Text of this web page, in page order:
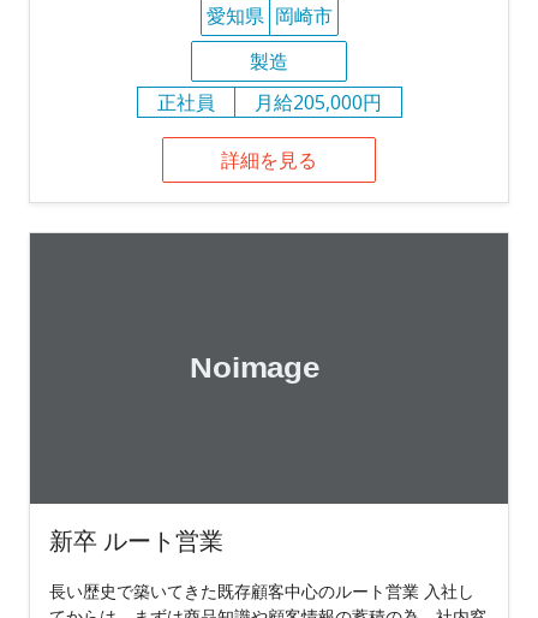
愛知県 岡崎市
製造
正社員
月給205,000円
詳細を見る
新卒 ルート営業
長い歴史で築いてきた既存顧客中心のルート営業 入社し